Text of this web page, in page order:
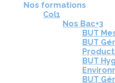
Nos formations
Col1
Nos Bac+3
BUT
BUT
BUT
BUT